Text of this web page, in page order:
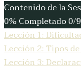
Contenido de la
0% Completado0/
Lección 1:
Lección 2: Tipos
Lección 3: